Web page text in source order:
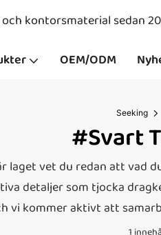
kontorsmaterial sedan
OEM/ODM
Seeking
#svart
vet du redan att vad
detaljer som tjocka
vi kommer aktivt att